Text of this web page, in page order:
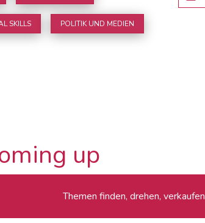
SKILLS POLITIK UND MEDIEN
up
Themen finden, drehen, verkaufen